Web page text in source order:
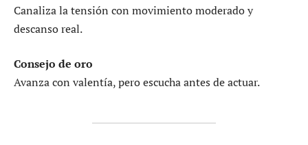
Canaliza la tensión con movimiento moderado y
descanso real.
Consejo de oro
Avanza con valentía, pero escucha antes de actuar.